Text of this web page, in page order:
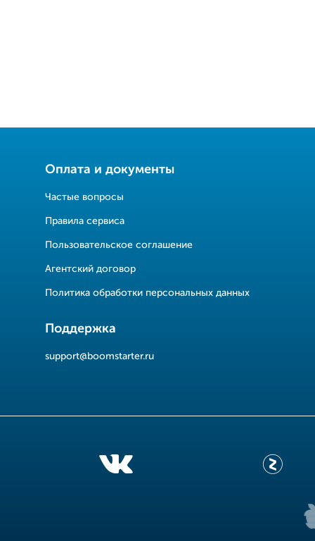
Оплата и документы
Частые вопросы
Правила сервиса
Пользовательское соглашение
Агентский договор
Политика обработки персональных данных
Поддержка
support@boomstarter.ru